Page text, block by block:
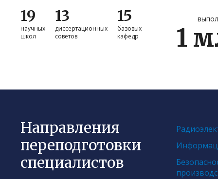
19
научных
школ
13
диссертационных
советов
15
базовых
кафедр
1
Направления
переподготовки
специалистов